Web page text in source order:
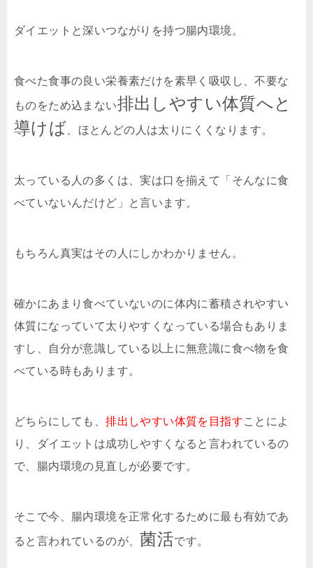
ダイエットと深いつながりを持つ腸内環境。
食べた食事の良い栄養素だけを素早く吸収し、不要な
ものをため込まない排出しやすい体質へと
導けば 、ほとんどの人は太りにくくなります。
太っている人の多くは、実は口を揃えて「そんなに食
べていないんだけど」と言います。
もちろん真実はその人にしかわかりません。
確かにあまり食べていないのに体内に蓄積されやすい
体質になっていて太りやすくなっている場合もありま
すし、自分が意識している以上に無意識に食べ物を食
べている時もあります。
どちらにしても、排出しやすい体質を目指すことによ
り、ダイエットは成功しやすくなると言われているの
で、腸内環境の見直しが必要です。
そこで今、腸内環境を正常化するために最も有効であ
ると言われているのが、 菌活です。